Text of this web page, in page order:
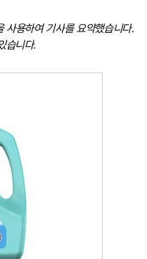
용하여 기사를 요약했습니다.
습니다.